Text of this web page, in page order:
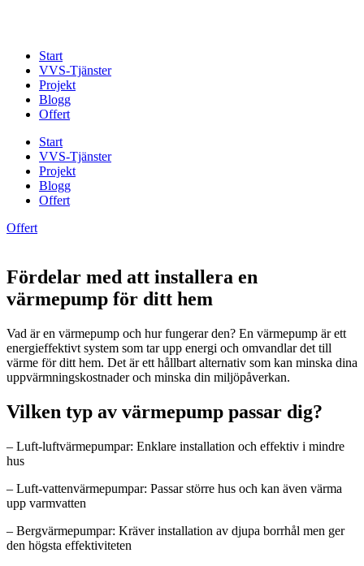
Start
VVS-Tjänster
Projekt
Blogg
Offert
Start
VVS-Tjänster
Projekt
Blogg
Offert
Offert
Fördelar med att installera en
värmepump för ditt hem
Vad är en värmepump och hur fungerar den? En värmepump är ett
energieffektivt system som tar upp energi och omvandlar det till
värme för ditt hem. Det är ett hållbart alternativ som kan minska dina
uppvärmningskostnader och minska din miljöpåverkan.
Vilken typ av värmepump passar dig?
– Luft-luftvärmepumpar: Enklare installation och effektiv i mindre
hus
– Luft-vattenvärmepumpar: Passar större hus och kan även värma
upp varmvatten
– Bergvärmepumpar: Kräver installation av djupa borrhål men ger
den högsta effektiviteten